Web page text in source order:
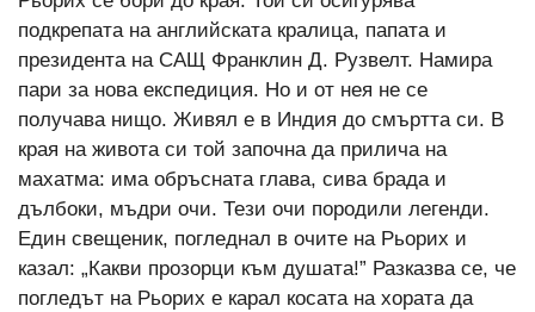
подкрепата на английската кралица, папата и
президента на САЩ Франклин Д. Рузвелт. Намира
пари за нова експедиция. Но и от нея не се
получава нищо. Живял е в Индия до смъртта си. В
края на живота си той започна да прилича на
махатма: има обръсната глава, сива брада и
дълбоки, мъдри очи. Тези очи породили легенди.
Един свещеник, погледнал в очите на Рьорих и
казал: „Какви прозорци към душата!” Разказва се, че
погледът на Рьорих е карал косата на хората да